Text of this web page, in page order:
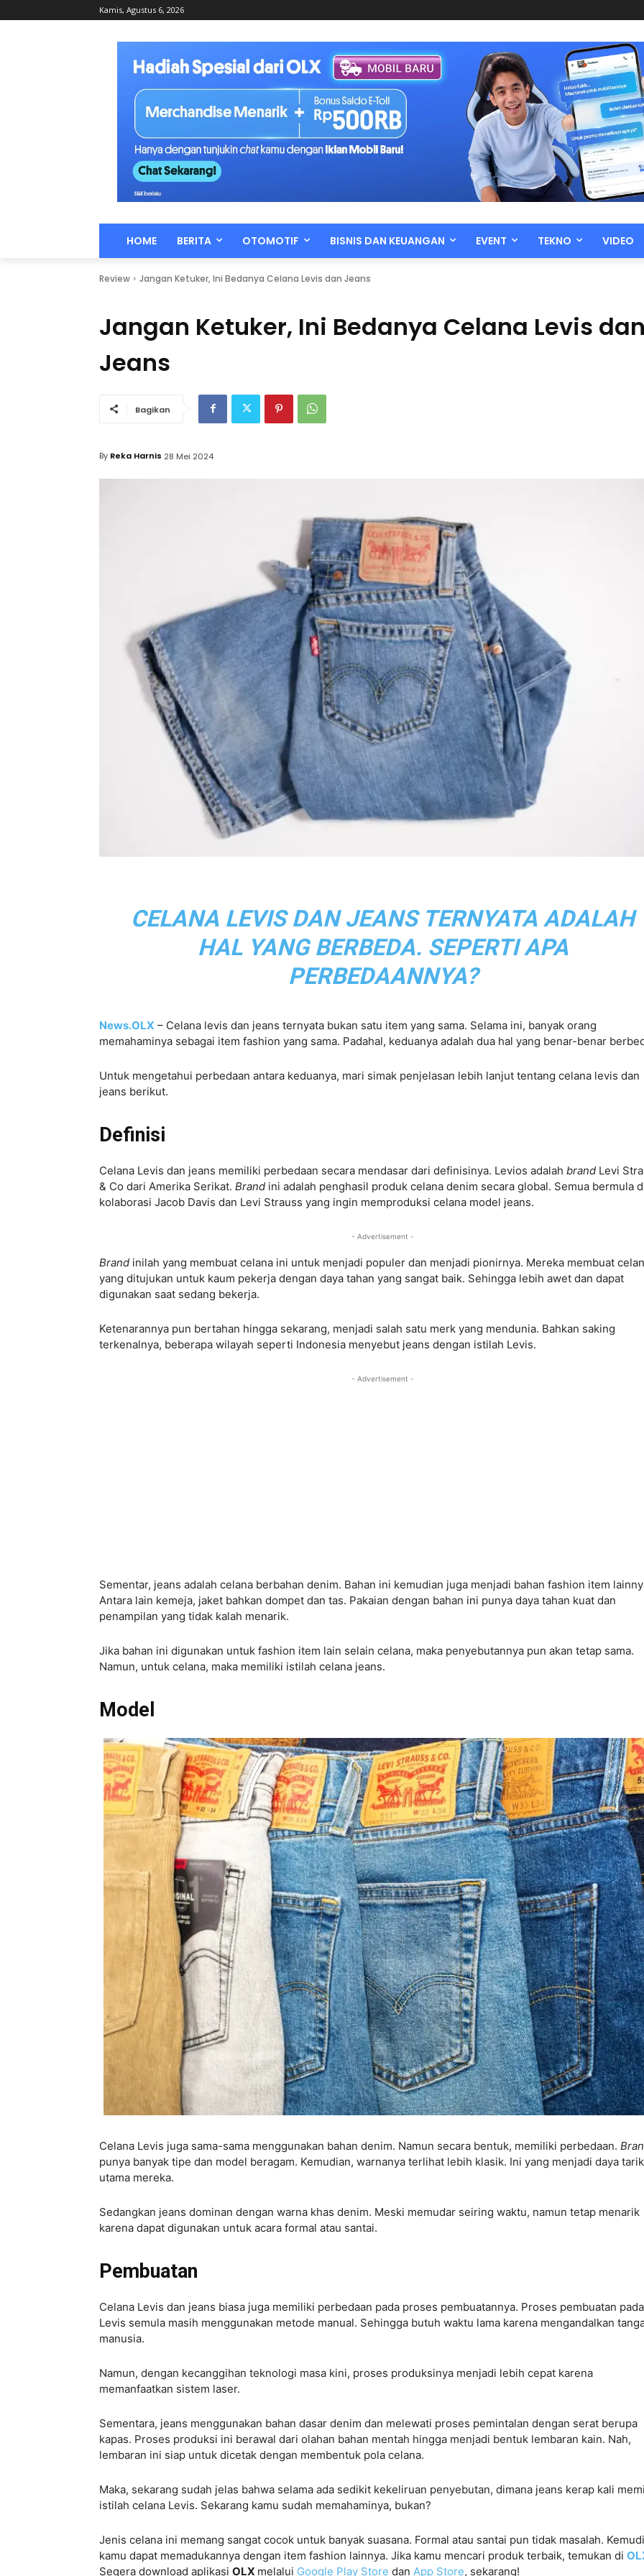
Kamis, Agustus 6, 2026
HOME BERITA OTOMOTIF BISNIS DAN KEUANGAN EVENT TEKNO VIDEO
Review Jangan Ketuker, Ini Bedanya Celana Levis dan Jeans
Jangan Ketuker, Ini Bedanya Celana Levis
Jeans
Bagikan
By Reka Harnis 28 Mei 2024
CELANA LEVIS DAN JEANS TERNYATA ADALAH
HAL YANG BERBEDA. SEPERTI APA
PERBEDAANNYA?
News.OLX – Celana levis dan jeans ternyata bukan satu item yang sama. Selama ini, banyak orang
memahaminya sebagai item fashion yang sama. Padahal, keduanya adalah dua hal yang benar-benar
Untuk mengetahui perbedaan antara keduanya, mari simak penjelasan lebih lanjut tentang celana levis dan
jeans berikut.
Definisi
Celana Levis dan jeans memiliki perbedaan secara mendasar dari definisinya. Levios adalah brand Levi
& Co dari Amerika Serikat. Brand ini adalah penghasil produk celana denim secara global. Semua bermula
kolaborasi Jacob Davis dan Levi Strauss yang ingin memproduksi celana model jeans.
- Advertisement -
Brand inilah yang membuat celana ini untuk menjadi populer dan menjadi pionirnya. Mereka membuat
yang ditujukan untuk kaum pekerja dengan daya tahan yang sangat baik. Sehingga lebih awet dan dapat
digunakan saat sedang bekerja.
Ketenarannya pun bertahan hingga sekarang, menjadi salah satu merk yang mendunia. Bahkan saking
terkenalnya, beberapa wilayah seperti Indonesia menyebut jeans dengan istilah Levis.
- Advertisement -
Sementar, jeans adalah celana berbahan denim. Bahan ini kemudian juga menjadi bahan fashion item
Antara lain kemeja, jaket bahkan dompet dan tas. Pakaian dengan bahan ini punya daya tahan kuat dan
penampilan yang tidak kalah menarik.
Jika bahan ini digunakan untuk fashion item lain selain celana, maka penyebutannya pun akan tetap sama.
Namun, untuk celana, maka memiliki istilah celana jeans.
Model
Celana Levis juga sama-sama menggunakan bahan denim. Namun secara bentuk, memiliki perbedaan.
punya banyak tipe dan model beragam. Kemudian, warnanya terlihat lebih klasik. Ini yang menjadi daya tarik
utama mereka.
Sedangkan jeans dominan dengan warna khas denim. Meski memudar seiring waktu, namun tetap menarik
karena dapat digunakan untuk acara formal atau santai.
Pembuatan
Celana Levis dan jeans biasa juga memiliki perbedaan pada proses pembuatannya. Proses pembuatan pada
Levis semula masih menggunakan metode manual. Sehingga butuh waktu lama karena mengandalkan
manusia.
Namun, dengan kecanggihan teknologi masa kini, proses produksinya menjadi lebih cepat karena
memanfaatkan sistem laser.
Sementara, jeans menggunakan bahan dasar denim dan melewati proses pemintalan dengan serat berupa
kapas. Proses produksi ini berawal dari olahan bahan mentah hingga menjadi bentuk lembaran kain. Nah,
lembaran ini siap untuk dicetak dengan membentuk pola celana.
Maka, sekarang sudah jelas bahwa selama ada sedikit kekeliruan penyebutan, dimana jeans kerap kali
istilah celana Levis. Sekarang kamu sudah memahaminya, bukan?
Jenis celana ini memang sangat cocok untuk banyak suasana. Formal atau santai pun tidak masalah.
kamu dapat memadukannya dengan item fashion lainnya. Jika kamu mencari produk terbaik, temukan di
Segera download aplikasi OLX melalui Google Play Store dan App Store, sekarang!